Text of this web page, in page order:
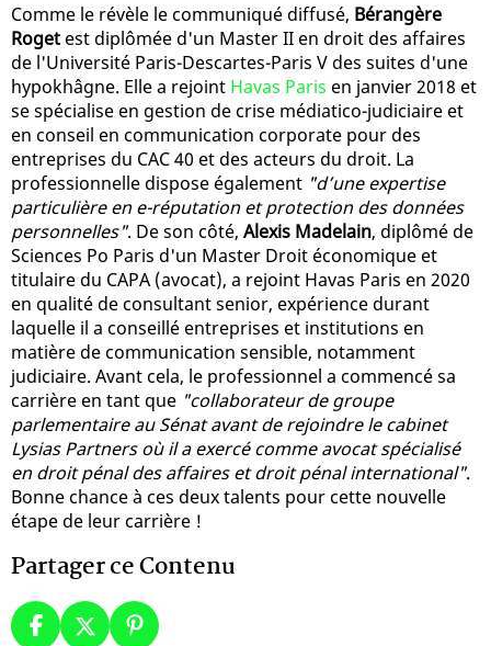
Comme le révèle le communiqué diffusé, Bérangère
Roget est diplômée d'un Master II en droit des affaires
de l'Université Paris-Descartes-Paris V des suites d'une
hypokhâgne. Elle a rejoint Havas Paris en janvier 2018 et
se spécialise en gestion de crise médiatico-judiciaire et
en conseil en communication corporate pour des
entreprises du CAC 40 et des acteurs du droit. La
professionnelle dispose également "d’une expertise
particulière en e-réputation et protection des données
personnelles". De son côté, Alexis Madelain, diplômé de
Sciences Po Paris d'un Master Droit économique et
titulaire du CAPA (avocat), a rejoint Havas Paris en 2020
en qualité de consultant senior, expérience durant
laquelle il a conseillé entreprises et institutions en
matière de communication sensible, notamment
judiciaire. Avant cela, le professionnel a commencé sa
carrière en tant que "collaborateur de groupe
parlementaire au Sénat avant de rejoindre le cabinet
Lysias Partners où il a exercé comme avocat spécialisé
en droit pénal des affaires et droit pénal international".
Bonne chance à ces deux talents pour cette nouvelle
étape de leur carrière !
Partager ce Contenu